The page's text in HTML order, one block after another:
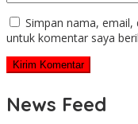
Simpan nama, email,
untuk komentar saya
News Feed